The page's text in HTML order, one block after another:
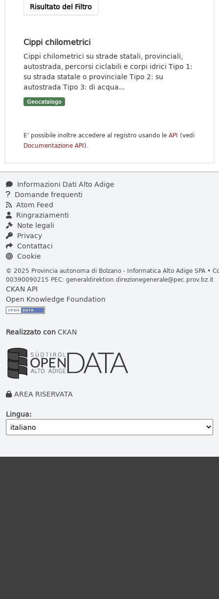
Risultato del Filtro
Cippi chilometrici
Cippi chilometrici su strade statali, provinciali,
autostrada, percorsi ciclabili e corpi idrici Tipo 1:
su strada statale o provinciale Tipo 2: su
autostrada Tipo 3: di acqua...
Geocatalogo
E' possibile inoltre accedere al registro usando le API (vedi
Documentazione API).
Informazioni Dati Alto Adige
Domande frequenti
Atom Feed
Ringraziamenti
Note legali
Privacy
Contattaci
Cookie
© 2025 Provincia autonoma di Bolzano - Informatica Alto Adige SPA •
00390090215 PEC: generaldirektion.direzionegenerale@pec.prov.bz.it
CKAN API
Open Knowledge Foundation
Realizzato conCKAN
AREA RISERVATA
Lingua